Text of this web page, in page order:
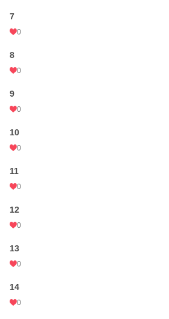
7
0
8
0
9
0
10
0
11
0
12
0
13
0
14
0